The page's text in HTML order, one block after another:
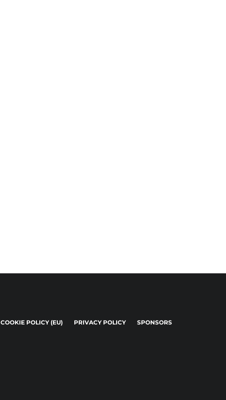
COOKIE POLICY (EU) PRIVACY POLICY SPONSORS